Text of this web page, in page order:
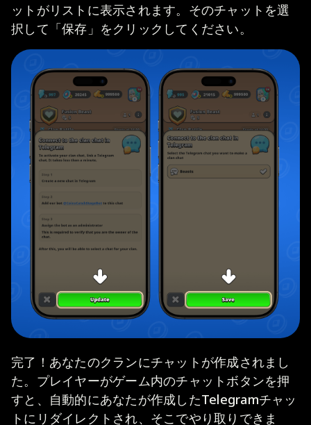
ットがリストに表示されます。そのチャットを選
択して「保存」をクリックしてください。
完了！あなたのクランにチャットが作成されまし
た。プレイヤーがゲーム内のチャットボタンを押
すと、自動的にあなたが作成したTelegramチャッ
トにリダイレクトされ、そこでやり取りできま